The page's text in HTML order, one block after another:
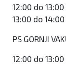
12:00 do
13:00 do
PS GORNJI
12:00 do